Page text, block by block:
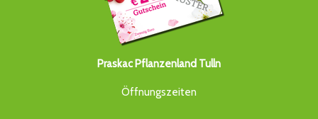
Praskac Pflanzenland Tulln
Öffnungszeiten